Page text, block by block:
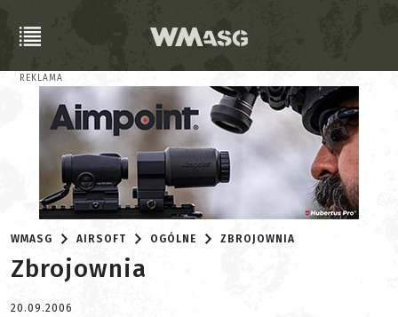
REKLAMA
WMASG AIRSOFT OGÓLNE ZBROJOWNIA
Zbrojownia
20.09.2006